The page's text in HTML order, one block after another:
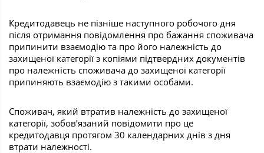
Кредитодавець не пізніше наступного робочого дня
після отримання повідомлення про бажання споживача
припинити взаємодію та про його належність до
захищеної категорії з копіями підтвердних документів
про належність споживача до захищеної категорії
припиняють взаємодію з такими особами.
Споживач, який втратив належність до захищеної
категорії, зобов’язаний повідомити про це
кредитодавця протягом 30 календарних днів з дня
втрати належності.